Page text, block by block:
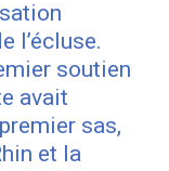
l’écluse.
soutien
avait
sas,
et la